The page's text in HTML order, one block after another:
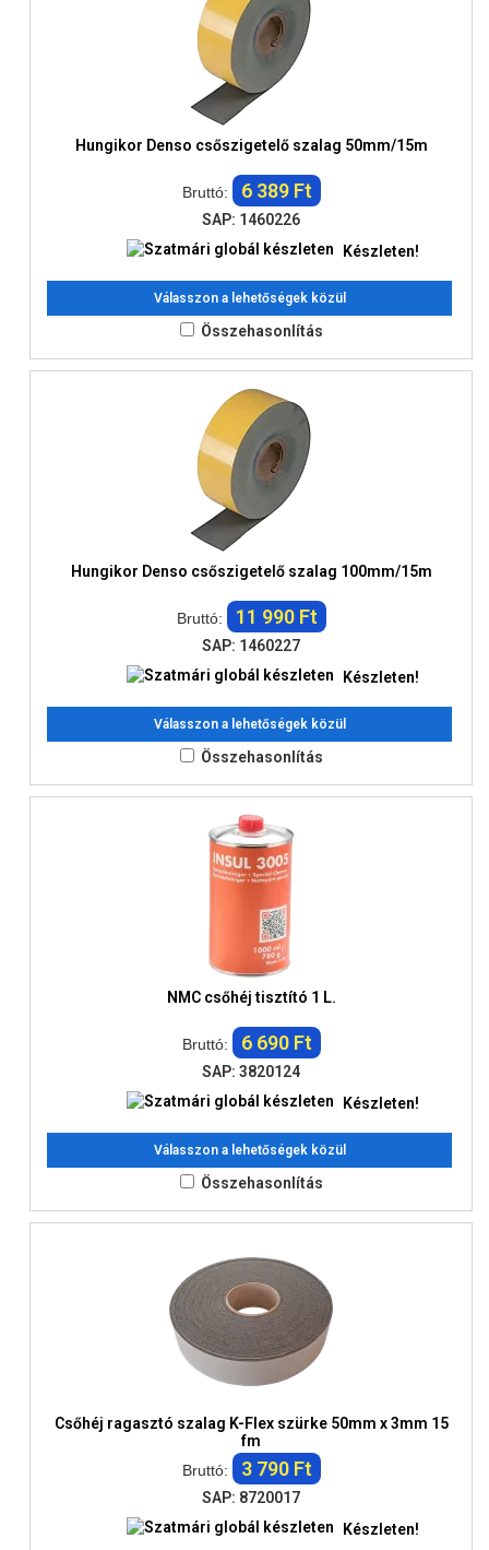
Hungikor Denso csőszigetelő szalag 50mm/15m
Bruttó: 6 389 Ft
SAP: 1460226
Készleten!
Válasszon a lehetőségek közül
Összehasonlítás
Hungikor Denso csőszigetelő szalag 100mm/15m
Bruttó: 11 990 Ft
SAP: 1460227
Készleten!
Válasszon a lehetőségek közül
Összehasonlítás
NMC csőhéj tisztító 1 L.
Bruttó: 6 690 Ft
SAP: 3820124
Készleten!
Válasszon a lehetőségek közül
Összehasonlítás
Csőhéj ragasztó szalag K-Flex szürke 50mm x 3mm 15
fm
Bruttó:
3 790 Ft
SAP: 8720017
Készleten!